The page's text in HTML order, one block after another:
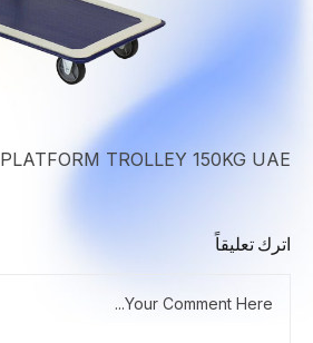
PLATFORM TROLLEY 150KG UAE
اترك تعليقاً